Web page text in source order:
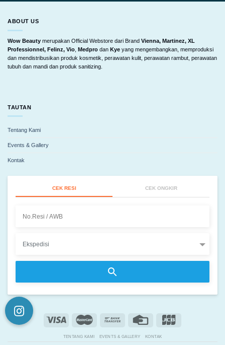
ABOUT US
Wow Beauty merupakan Official Webstore dari Brand Vienna, Martinez, XL
Professionnel, Felinz, Vio Medpro dan Kye yang mengembangkan, memproduksi
dan mendistribusikan produk kosmetik, perawatan kulit, perawatan rambut, perawatan
tubuh dan mandi dan produk sanitizing.
TAUTAN
Tentang Kami
Events & Gallery
Kontak
CEK RESI CEK ONGKIR
TENTANG KAMI EVENTS & GALLERY KONTAK